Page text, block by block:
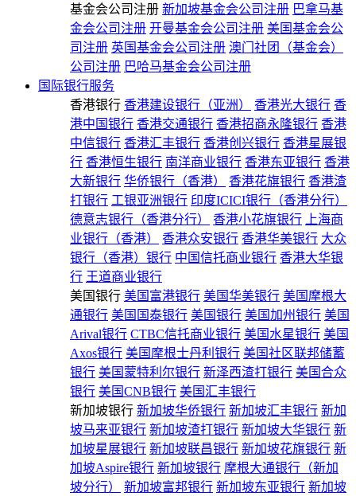
基金会公司注册 新加坡基金会公司注册 巴拿马基
金会公司注册 开曼基金会公司注册 美国基金会公
司注册 英国基金会公司注册 澳门社团（基金会）
公司注册 巴哈马基金会公司注册
国际银行服务
香港银行 香港建设银行（亚洲） 香港光大银行 香
港中国银行 香港交通银行 香港招商永隆银行 香港
中信银行 香港汇丰银行 香港创兴银行 香港星展银
行 香港恒生银行 南洋商业银行 香港东亚银行 香港
大新银行 华侨银行（香港） 香港花旗银行 香港渣
打银行 工银亚洲银行 印度ICICI银行（香港分行）
德意志银行（香港分行）
香港小花旗银行
上海商
业银行（香港）
香港众安银行 香港华美银行 大众
银行（香港）银行 中国信托商业银行 香港大华银
行 王道商业银行
美国银行 美国富港银行 美国华美银行 美国摩根大
通银行 美国国泰银行 美国银行 美国加州银行 美国
Arival银行 CTBC信托商业银行 美国水星银行 美国
Axos银行 美国摩根士丹利银行 美国社区联邦储蓄
银行 美国蒙特利尔银行 新泽西渣打银行 美国合众
银行 美国CNB银行 美国汇丰银行
新加坡银行 新加坡华侨银行 新加坡汇丰银行 新加
坡马来亚银行 新加坡渣打银行 新加坡大华银行 新
加坡星展银行 新加坡联昌银行 新加坡花旗银行 新
加坡Aspire银行 新加坡银行 摩根大通银行（新加
坡分行）
新加坡富邦银行 新加坡东亚银行 新加坡